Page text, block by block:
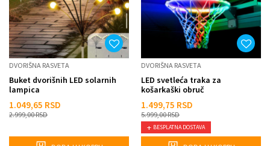
DVORIŠNA RASVETA
Buket dvorišnih LED solarnih
lampica
1.049,65 RSD
2.999,00RSD
DVORIŠNA RASVETA
LED svetleća traka za
košarkaški obruč
1.499,75 RSD
5.999,00RSD
BESPLATNA DOSTAVA